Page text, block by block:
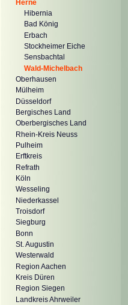
Herne
Hibernia
Bad König
Erbach
Stockheimer Eiche
Sensbachtal
Wald-Michelbach
Oberhausen
Mülheim
Düsseldorf
Bergisches Land
Oberbergisches Land
Rhein-Kreis Neuss
Pulheim
Erftkreis
Refrath
Köln
Wesseling
Niederkassel
Troisdorf
Siegburg
Bonn
St. Augustin
Westerwald
Region Aachen
Kreis Düren
Region Siegen
Landkreis Ahrweiler